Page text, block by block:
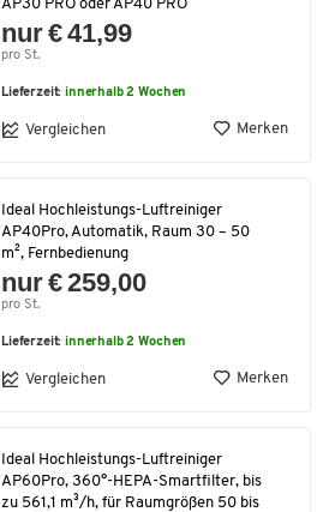
AP30 PRO oder AP40 PRO
nur € 41,99
pro St.
Lieferzeit:innerhalb 2 Wochen
Vergleichen Merken
Ideal Hochleistungs-Luftreiniger
AP40Pro, Automatik, Raum 30 – 50
m², Fernbedienung
nur € 259,00
pro St.
Lieferzeit:innerhalb 2 Wochen
Vergleichen Merken
Ideal Hochleistungs-Luftreiniger
AP60Pro, 360°-HEPA-Smartfilter, bis
zu 561,1 m³/h, für Raumgrößen 50 bis